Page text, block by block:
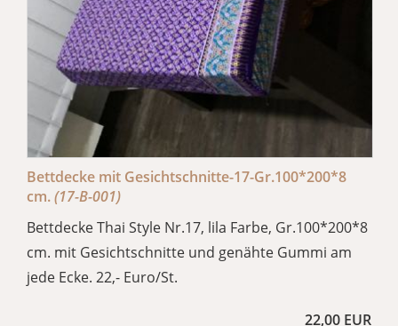
Bettdecke mit Gesichtschnitte-17-Gr.100*200*8
cm.(17-B-001)
Bettdecke Thai Style Nr.17, lila Farbe, Gr.100*200*8
cm. mit Gesichtschnitte und genähte Gummi am
jede Ecke. 22,- Euro/St.
22,00 EUR